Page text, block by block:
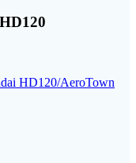
HD120/AeroTown